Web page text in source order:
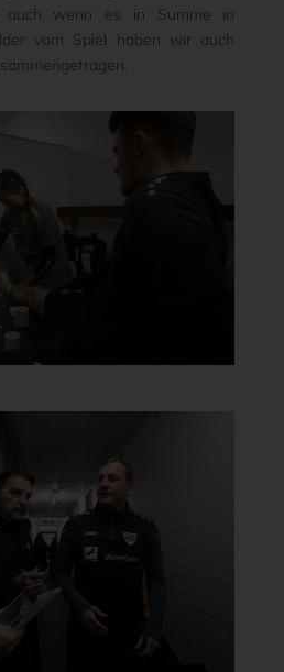
auch wenn es in Summe in
vom Spiel haben wir auch